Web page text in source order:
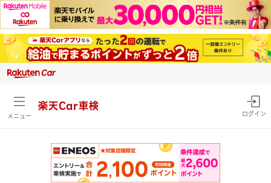
メニュー
楽天Car車検
ログイン